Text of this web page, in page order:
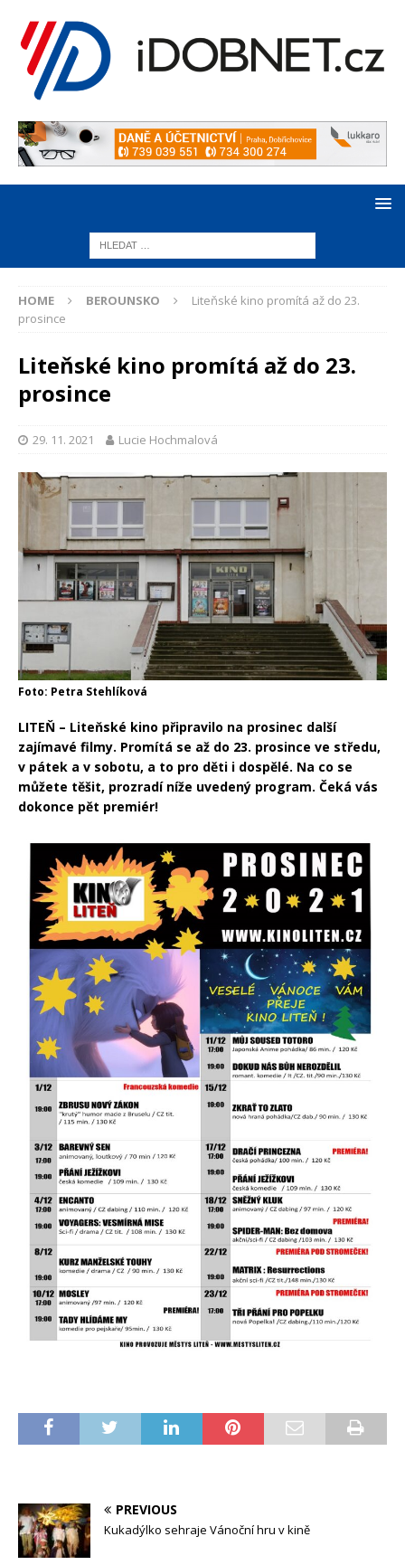
HOME BEROUNSKO
Liteňské kino promítá až do 23.
prosince
Liteňské kino promítá až do 23.
prosince
29. 11. 2021 Lucie Hochmalová
Foto: Petra Stehlíková
LITEŇ – Liteňské kino připravilo na prosinec další
zajímavé filmy. Promítá se až do 23. prosince ve středu,
v pátek a v sobotu, a to pro děti i dospělé. Na co se
můžete těšit, prozradí níže uvedený program. Čeká vás
dokonce pět premiér!
PREVIOUS
Kukadýlko sehraje Vánoční hru v kině